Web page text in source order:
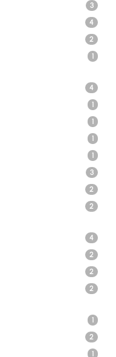
3
4
2
1
4
1
1
1
1
3
2
2
4
2
2
2
1
2
1